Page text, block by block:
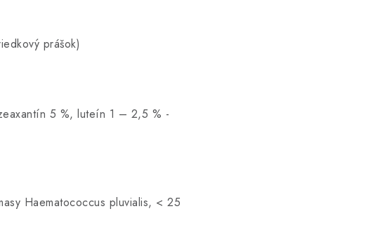
prášok)
5 %, luteín 1 – 2,5 % -
Haematococcus pluvialis, < 25